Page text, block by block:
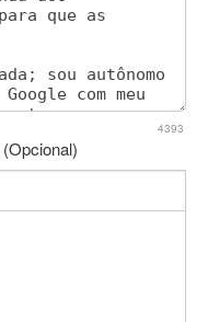
4393
(Opcional)